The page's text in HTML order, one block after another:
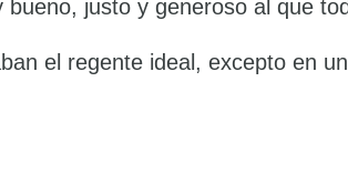
justo y generoso al que
el regente ideal, excepto en